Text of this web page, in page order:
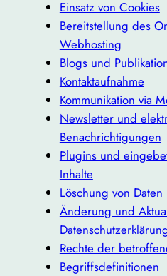
Einsatz von Cookies
Bereitstellung des
Webhosting
Blogs und
Kontaktaufnahme
Kommunikation via
Newsletter und
Benachrichtigungen
Plugins und
Inhalte
Löschung von Daten
Änderung und
Rechte der
Begriffsdefinitionen